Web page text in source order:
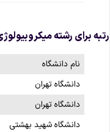
برای رشته
نام دانشگاه
دانشگاه تهران
دانشگاه تهران
دانشگاه شهید بهشتی